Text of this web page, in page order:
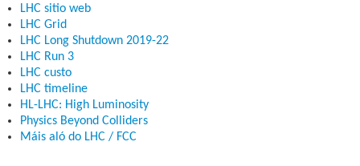
LHC sitio web
LHC Grid
LHC Long Shutdown 2019-22
LHC Run 3
LHC custo
LHC timeline
HL-LHC: High Luminosity
Physics Beyond Colliders
Máis aló do LHC / FCC